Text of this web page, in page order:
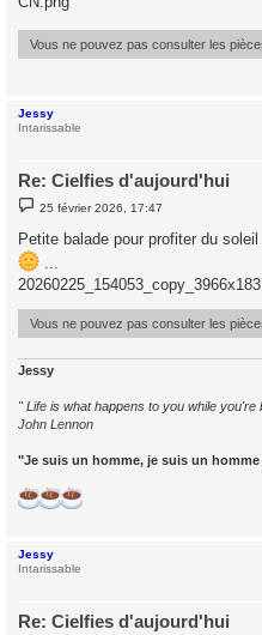
e
Vous ne pouvez pas consulter les
Jessy
Intarissable
Re: Cielfies d'aujourd'hui
M
s
s
a
e
25 février 2026, 17:47
Petite balade pour profiter du
...
Vous ne pouvez pas consulter les
Jessy
" Life is what happens to you while
John Lennon
"Je suis un homme, je suis un homme
Jessy
Intarissable
Re: Cielfies d'aujourd'hui